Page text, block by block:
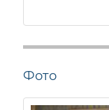
Фото